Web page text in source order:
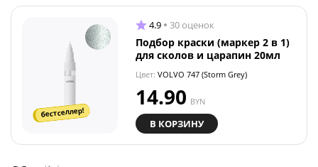
бестселлер!
4.9 30 оценок
Подбор краски (маркер 2 в 1)
для сколов и царапин 20мл
Цвет: VOLVO 747 (Storm Grey)
14.90 BYN
В КОРЗИНУ